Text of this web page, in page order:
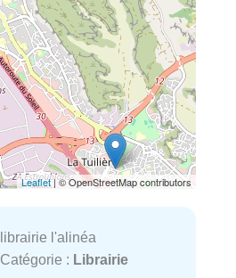
Leaflet| © OpenStreetMap contributors
librairie l'alinéa
Catégorie : Librairie